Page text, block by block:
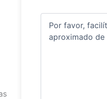
Comentarios